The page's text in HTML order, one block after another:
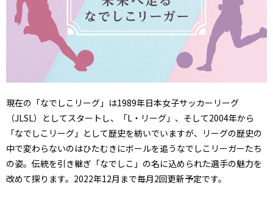
現在の「なでしこリーグ」は1989年日本女子サッカーリーグ
（JLSL）としてスタートし、「L・リーグ」、そして2004年から
「なでしこリーグ」として歴史を紡いでいますが、リーグの歴史の
中で変わらないのはひたむきにボールを追うなでしこリーガーたち
の姿。伝統を引き継ぎ「なでしこ」の名に込められた選手の魅力を
改めて探ります。2022年12月まで毎月2回更新予定です。